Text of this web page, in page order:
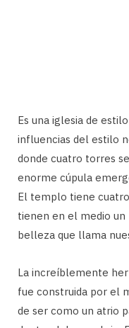
Es una iglesia de
influencias del estilo
donde cuatro torres
enorme cúpula
El templo tiene
tienen en el medio
belleza que llama
La increíblemente
fue construida por el
de ser como un atrio